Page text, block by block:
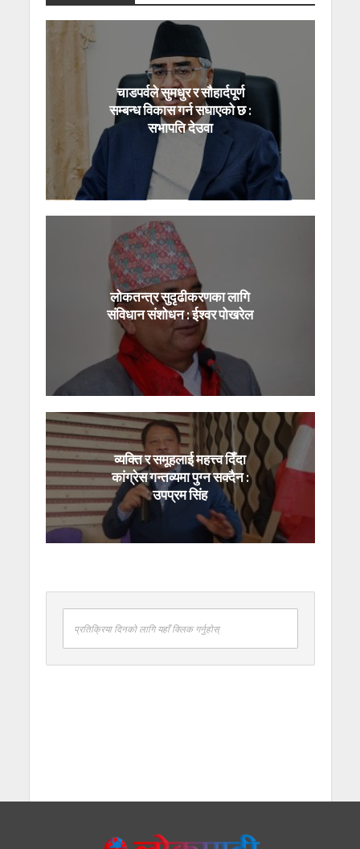
चाडपर्वले सुमधुर र सौहार्दपूर्ण
सम्बन्ध विकास गर्न सघाएको छ :
सभापति देउवा
लोकतन्त्र सुदृढीकरणका लागि
संविधान संशोधन : ईश्वर पोखरेल
व्यक्ति र समूहलाई महत्त्व दिँदा
कांग्रेस गन्तव्यमा पुग्न सक्दैन :
उपप्रम सिंह
प्रतिक्रिया दिनको लागि यहाँ क्लिक गर्नुहोस्